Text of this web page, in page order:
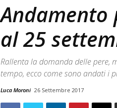
al 25
Rallenta la domanda delle pere,
tempo, ecco come sono andati i
Luca Moroni 26 Settembre 2017